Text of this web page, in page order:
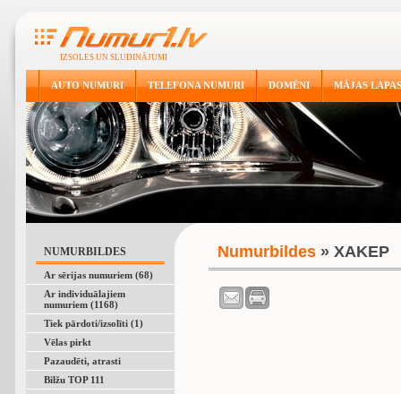
IZSOLES UN SLUDINĀJUMI
AUTO NUMURI TELEFONA NUMURI DOMĒNI MĀJAS LAPAS
NUMURBILDES
Ar sērijas numuriem (68)
Ar individuālajiem
numuriem (1168)
Tiek pārdoti/izsolīti (1)
Vēlas pirkt
Pazaudēti, atrasti
Bilžu TOP 111
Numurbildes» XAKEP